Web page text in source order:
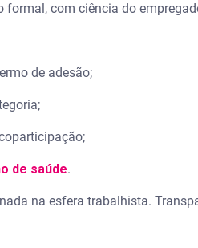
formal, com ciência do
de adesão;
de saúde.
na esfera trabalhista.